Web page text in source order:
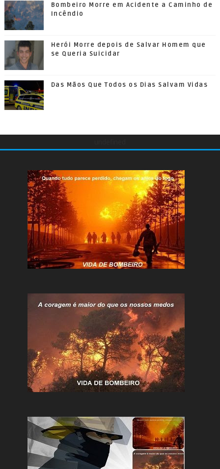
Bombeiro Morre em Acidente a Caminho de
Incêndio
Herói Morre depois de Salvar Homem que
se Queria Suicidar
Das Mãos Que Todos os Dias Salvam Vidas